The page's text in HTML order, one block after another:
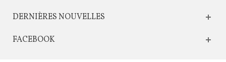
DERNIÈRES NOUVELLES
FACEBOOK